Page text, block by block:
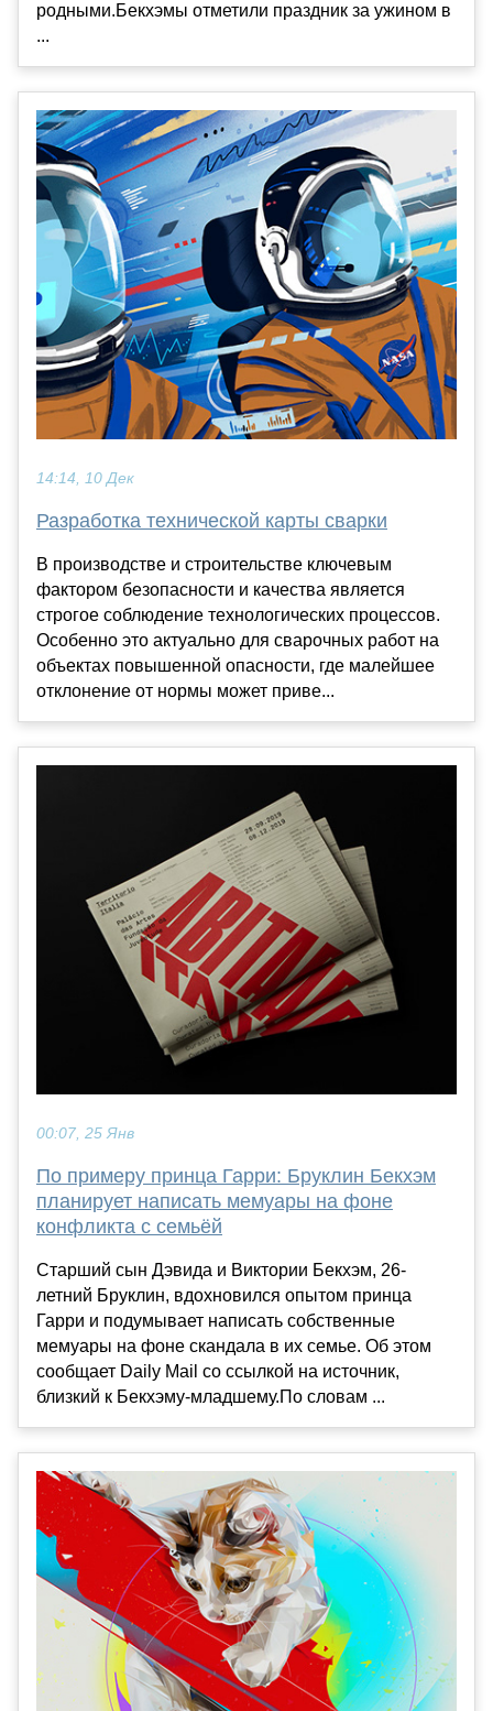
родными.Бекхэмы отметили праздник за ужином в
...
14:14, 10 Дек
Разработка технической карты сварки
В производстве и строительстве ключевым
фактором безопасности и качества является
строгое соблюдение технологических процессов.
Особенно это актуально для сварочных работ на
объектах повышенной опасности, где малейшее
отклонение от нормы может приве...
00:07, 25 Янв
По примеру принца Гарри: Бруклин Бекхэм
планирует написать мемуары на фоне
конфликта с семьёй
Старший сын Дэвида и Виктории Бекхэм, 26-
летний Бруклин, вдохновился опытом принца
Гарри и подумывает написать собственные
мемуары на фоне скандала в их семье. Об этом
сообщает Daily Mail со ссылкой на источник,
близкий к Бекхэму-младшему.По словам ...